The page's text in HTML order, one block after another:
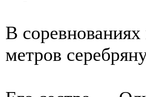
В
метров